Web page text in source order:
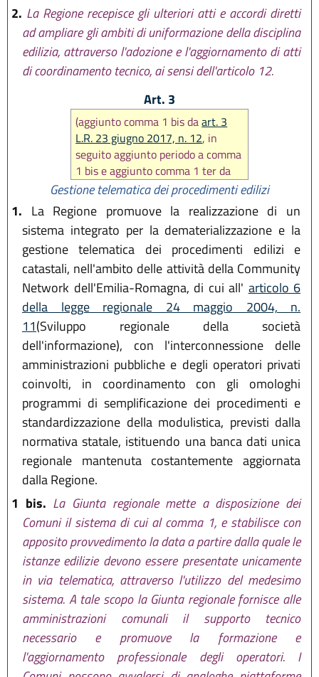
2. La Regione recepisce gli ulteriori atti e accordi diretti
ad ampliare gli ambiti di uniformazione della disciplina
edilizia, attraverso l'adozione e l'aggiornamento di atti
di coordinamento tecnico, ai sensi dell'articolo 12.
Art. 3
(aggiunto comma 1 bis daart. 3
L.R. 23 giugno 2017, n. 12, in
seguito aggiunto periodo a comma
1 bis e aggiunto comma 1 ter da
art. 2 L.R. 29 dicembre 2020, n.
Gestione telematica dei procedimenti edilizi
1. La Regione promuove la realizzazione di un
sistema integrato per la dematerializzazione e la
gestione telematica dei procedimenti edilizi e
catastali, nell'ambito delle attività della Community
Network dell'Emilia-Romagna, di cui all' articolo 6
della legge regionale 24 maggio 2004, n.
11(Sviluppo regionale della società
dell'informazione), con l'interconnessione delle
amministrazioni pubbliche e degli operatori privati
coinvolti, in coordinamento con gli omologhi
programmi di semplificazione dei procedimenti e
standardizzazione della modulistica, previsti dalla
normativa statale, istituendo una banca dati unica
regionale mantenuta costantemente aggiornata
dalla Regione.
1 bis. La Giunta regionale mette a disposizione dei
Comuni il sistema di cui al comma 1, e stabilisce con
apposito provvedimento la data a partire dalla quale le
istanze edilizie devono essere presentate unicamente
in via telematica, attraverso l'utilizzo del medesimo
sistema. A tale scopo la Giunta regionale fornisce alle
amministrazioni comunali il supporto tecnico
necessario e promuove la formazione e
l'aggiornamento professionale degli operatori. I